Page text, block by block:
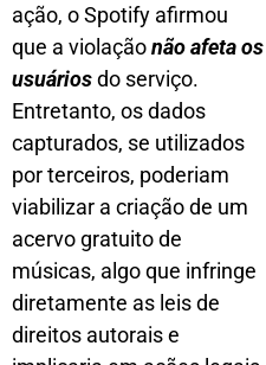
ação, o Spotify afirmou
que a violaçãonão afeta os
usuáriosdo serviço.
Entretanto, os dados
capturados, se utilizados
por terceiros, poderiam
viabilizar a criação de um
acervo gratuito de
músicas, algo que infringe
diretamente as leis de
direitos autorais e